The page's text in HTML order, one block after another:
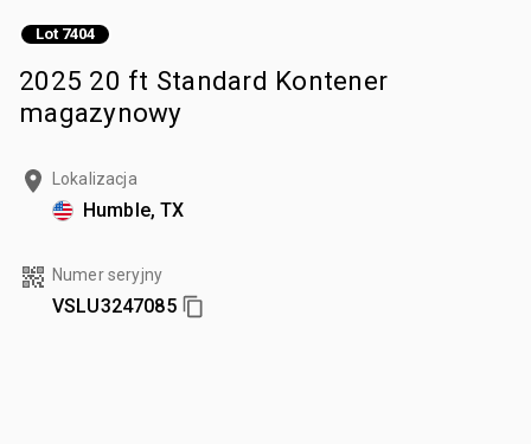
Lot 7404
2025 20 ft Standard Kontener
magazynowy
Lokalizacja
Humble, TX
Numer seryjny
VSLU3247085